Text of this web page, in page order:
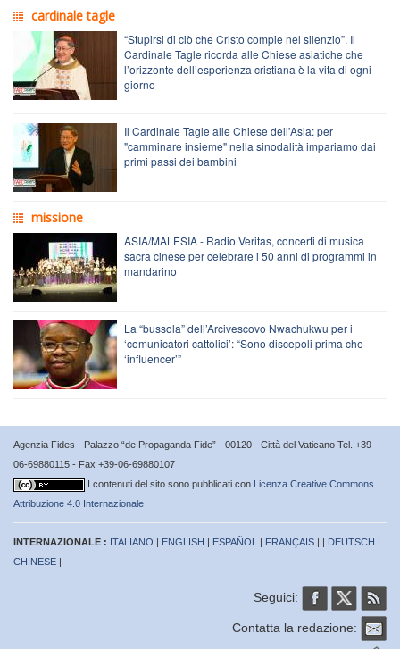
cardinale tagle
“Stupirsi di ciò che Cristo compie nel silenzio”. Il
Cardinale Tagle ricorda alle Chiese asiatiche che
l’orizzonte dell’esperienza cristiana è la vita di ogni
giorno
Il Cardinale Tagle alle Chiese dell'Asia: per
"camminare insieme" nella sinodalità impariamo dai
primi passi dei bambini
missione
ASIA/MALESIA - Radio Veritas, concerti di musica
sacra cinese per celebrare i 50 anni di programmi in
mandarino
La “bussola” dell’Arcivescovo Nwachukwu per i
‘comunicatori cattolici’: “Sono discepoli prima che
‘influencer’”
Agenzia Fides - Palazzo “de Propaganda Fide” - 00120 - Città del Vaticano Tel. +39-
06-69880115 - Fax +39-06-69880107
I contenuti del sito sono pubblicati con Licenza Creative Commons
Attribuzione 4.0 Internazionale
INTERNAZIONALE : ITALIANO | ENGLISH | ESPAÑOL | FRANÇAIS | | DEUTSCH |
CHINESE |
Seguici:
Contatta la redazione: